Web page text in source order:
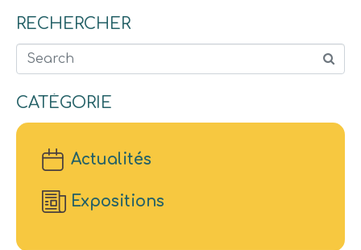
RECHERCHER
Search
CATÉGORIE
Actualités
Expositions